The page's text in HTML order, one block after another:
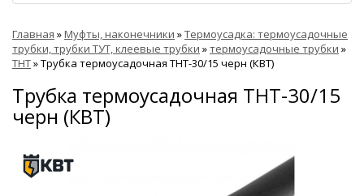
Главная »Муфты, наконечники »Термоусадка: термоусадочные
трубки, трубки ТУТ, клеевые трубки »термоусадочные трубки »
ТНТ»Трубка термоусадочная ТНТ-30/15 черн (КВТ)
Трубка термоусадочная ТНТ-30/15
черн (КВТ)